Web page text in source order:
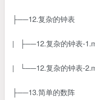
├──12.复杂的钟表
| ├──12.复杂的钟表-
| └──12.复杂的钟表-
├──13.简单的数阵